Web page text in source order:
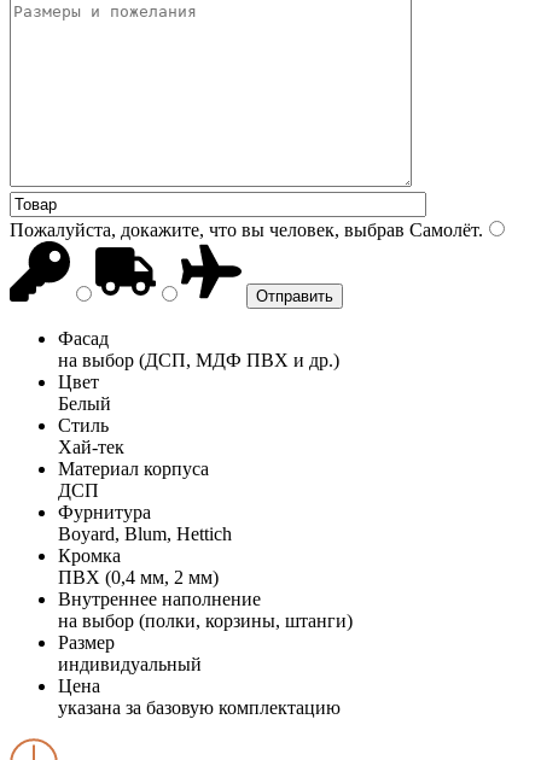
Пожалуйста, докажите, что вы человек, выбрав Самолёт.
Фасад
на выбор (ДСП, МДФ ПВХ и др.)
Цвет
Белый
Стиль
Хай-тек
Материал корпуса
ДСП
Фурнитура
Boyard, Blum, Hettich
Кромка
ПВХ (0,4 мм, 2 мм)
Внутреннее наполнение
на выбор (полки, корзины, штанги)
Размер
индивидуальный
Цена
указана за базовую комплектацию